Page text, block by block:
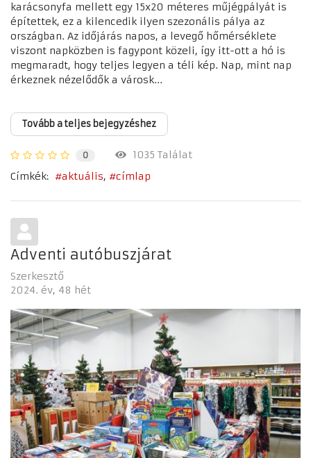
karácsonyfa mellett egy 15x20 méteres műjégpályát is
építettek, ez a kilencedik ilyen szezonális pálya az
országban. Az időjárás napos, a levegő hőmérséklete
viszont napközben is fagypont közeli, így itt-ott a hó is
megmaradt, hogy teljes legyen a téli kép. Nap, mint nap
érkeznek nézelődők a városk...
Tovább a teljes bejegyzéshez
0
1035 Találat
Címkék:
aktuális címlap
Adventi autóbuszjárat
Szerkesztő
2024. év 48 hét